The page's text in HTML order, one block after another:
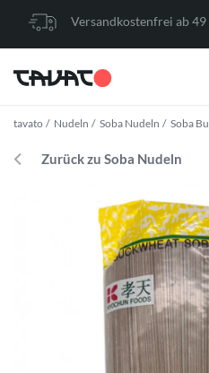
Versandkostenfrei ab
tavato Nudeln Soba Nudeln Soba
Zurück zu Soba Nudeln